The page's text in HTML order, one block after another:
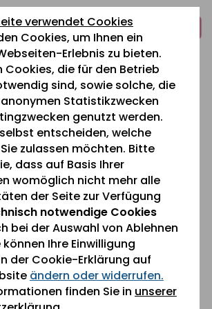
verwendet Cookies
Cookies, um Ihnen ein
Erlebnis zu bieten.
Cookies, die für den Betrieb
sind, sowie solche, die
Statistikzwecken
genutzt werden.
entscheiden, welche
zulassen möchten. Bitte
dass auf Basis Ihrer
womöglich nicht mehr alle
der Seite zur Verfügung
notwendige Cookies
bei der Auswahl von Ablehnen
Ihre Einwilligung
der Cookie-Erklärung auf
ändern oder widerrufen.
finden Sie in unserer
0 26 42 40 60
gerade hier:Aktuelles
im Maranatha